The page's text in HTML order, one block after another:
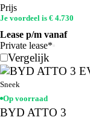
Prijs
Je voordeel is € 4.730
Lease p/m vanaf
Private lease*
Vergelijk
Sneek
Op voorraad
BYD ATTO 3